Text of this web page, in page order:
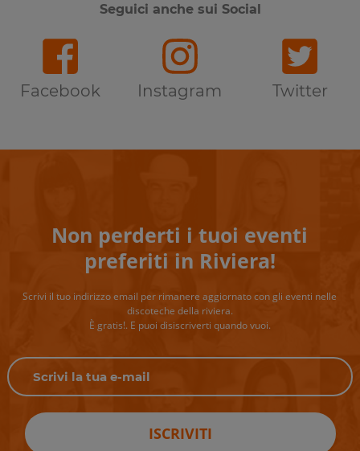
Seguici anche sui Social
Facebook Instagram Twitter
Non perderti i tuoi eventi
preferiti in Riviera!
Scrivi il tuo indirizzo email per rimanere aggiornato con gli eventi nelle
discoteche della riviera.
È gratis!. E puoi disiscriverti quando vuoi.
ISCRIVITI